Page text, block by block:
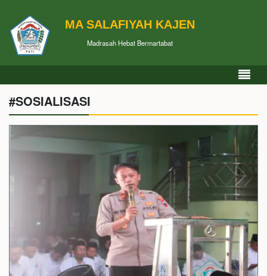
MA SALAFIYAH KAJEN
Madrasah Hebat Bermartabat
#SOSIALISASI